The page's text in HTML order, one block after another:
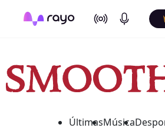
On Air Podcasts
ÚltimasMúsica